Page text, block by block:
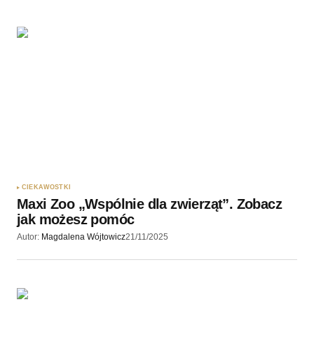
CIEKAWOSTKI
Maxi Zoo „Wspólnie dla zwierząt”. Zobacz
jak możesz pomóc
Autor: Magdalena Wójtowicz21/11/2025